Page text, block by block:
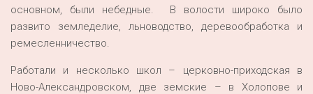
основном, были небедные. В волости широко было
развито земледелие, льноводство, деревообработка и
ремесленничество.
Работали и несколько школ – церковно-приходская в
Ново-Александровском, две земские – в Холопове и